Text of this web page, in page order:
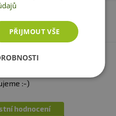
mg *
mg
mg
v 07:57
Napište recenzi a
:-)
hodnocení
PŘIJMOUT VŠE